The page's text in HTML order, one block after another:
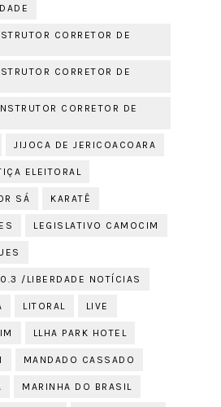
CORRETOR DE
CORRETOR DE
CORRETOR DE
JIJOCA DE JERICOACOARA
ELEITORAL
SÁ KARATÊ
LEGISLATIVO CAMOCIM
/LIBERDADE NOTÍCIAS
LITORAL LIVE
LLHA PARK HOTEL
MANDADO CASSADO
MARINHA DO BRASIL